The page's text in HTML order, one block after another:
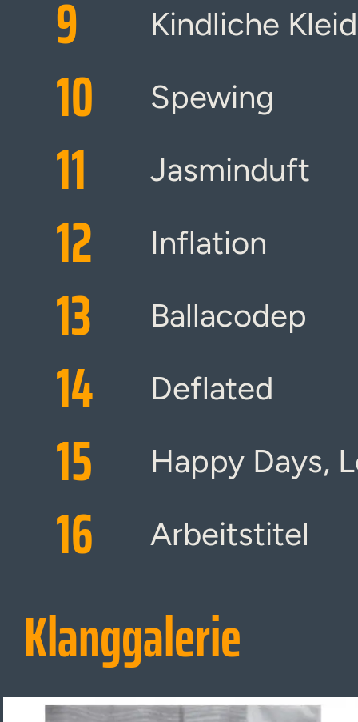
9 Kindliche
10 Spewing
11 Jasminduft
12 Inflation
13 Ballacodep
14 Deflated
15 Happy Days,
16 Arbeitstitel
Klanggalerie